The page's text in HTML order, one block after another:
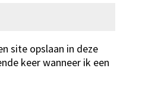
site opslaan in deze
keer wanneer ik een